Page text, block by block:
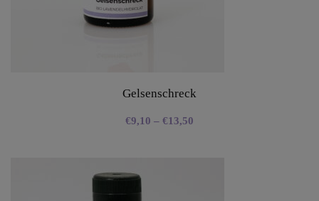
Gelsenschreck
€9,10 – €13,50